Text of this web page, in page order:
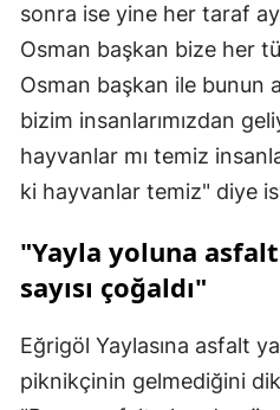
sonra ise yine her taraf
Osman başkan bize her
Osman başkan ile bunun
bizim insanlarımızdan
hayvanlar mı temiz
ki hayvanlar temiz" diye
"Yayla yoluna
sayısı çoğaldı"
Eğrigöl Yaylasına asfalt
piknikçinin gelmediğini